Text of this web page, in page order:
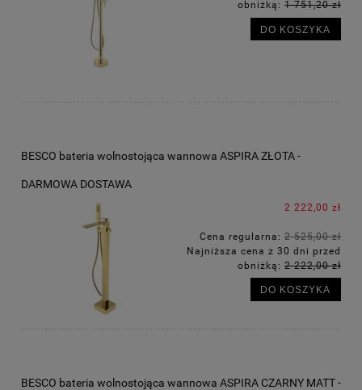
obniżką: 1 751,20 zł
DO KOSZYKA
BESCO bateria wolnostojąca wannowa ASPIRA ZŁOTA -
DARMOWA DOSTAWA
2 222,00 zł
Cena regularna: 2 525,00 zł
Najniższa cena z 30 dni przed
obniżką: 2 222,00 zł
DO KOSZYKA
BESCO bateria wolnostojąca wannowa ASPIRA CZARNY MATT -